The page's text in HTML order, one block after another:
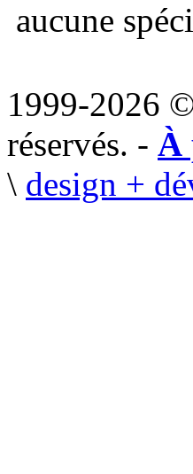
aucune
1999-2026
réservés. - À
\ design +